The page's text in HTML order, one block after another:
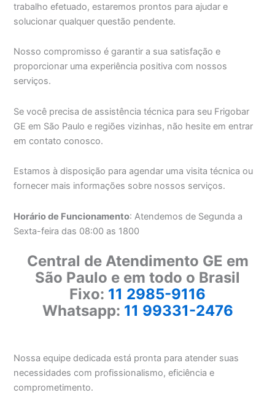
trabalho efetuado, estaremos prontos para ajudar e
solucionar qualquer questão pendente.
Nosso compromisso é garantir a sua satisfação e
proporcionar uma experiência positiva com nossos
serviços.
Se você precisa de assistência técnica para seu Frigobar
GE em São Paulo e regiões vizinhas, não hesite em entrar
em contato conosco.
Estamos à disposição para agendar uma visita técnica ou
fornecer mais informações sobre nossos serviços.
Horário de Funcionamento: Atendemos de Segunda a
Sexta-feira das 08:00 as 1800
Central de Atendimento GE em
São Paulo e em todo o Brasil
Fixo: 11 2985-9116
Whatsapp: 11 99331-2476
Nossa equipe dedicada está pronta para atender suas
necessidades com profissionalismo, eficiência e
comprometimento.